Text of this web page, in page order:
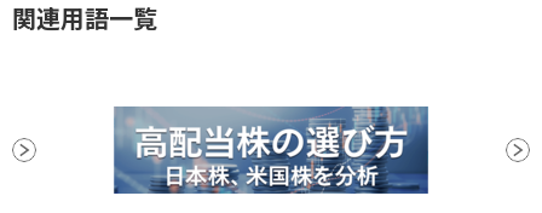
関連用語一覧